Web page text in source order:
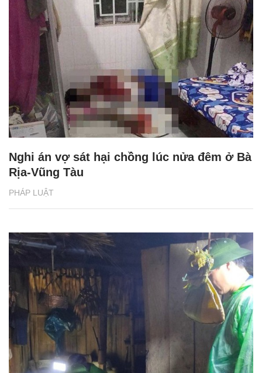
PHÁP LUẬT
Nghi án vợ sát hại chồng lúc nửa đêm ở Bà
Rịa-Vũng Tàu